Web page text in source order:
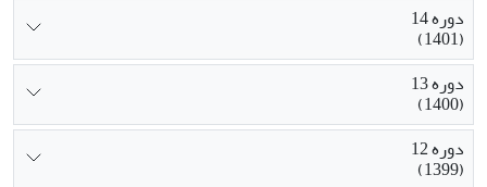
دوره 14
(1401)
دوره 13
(1400)
دوره 12
(1399)